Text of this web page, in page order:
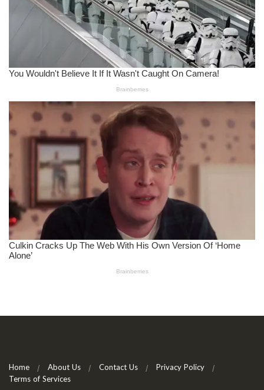
Home About Us Contact Us
Privacy Policy
Terms of Services